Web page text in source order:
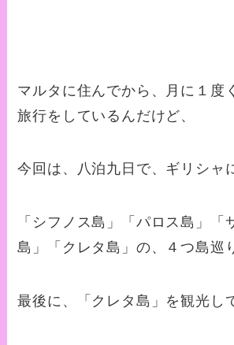
マルタに住んでから、月に１度
旅行をしているんだけど、
今回は、八泊九日で、ギリシャ
「シフノス島」「パロス島」「
島」「クレタ島」の、４つ島巡
最後に、「クレタ島」を観光し